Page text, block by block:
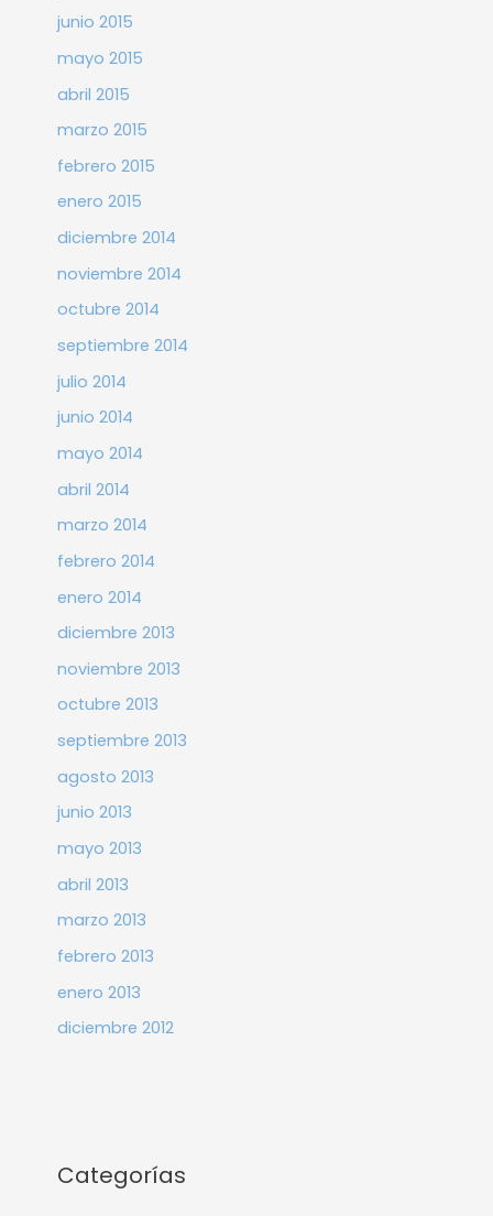
junio 2015
mayo 2015
abril 2015
marzo 2015
febrero 2015
enero 2015
diciembre 2014
noviembre 2014
octubre 2014
septiembre 2014
julio 2014
junio 2014
mayo 2014
abril 2014
marzo 2014
febrero 2014
enero 2014
diciembre 2013
noviembre 2013
octubre 2013
septiembre 2013
agosto 2013
junio 2013
mayo 2013
abril 2013
marzo 2013
febrero 2013
enero 2013
diciembre 2012
Categorías